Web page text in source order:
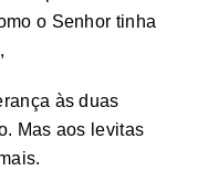
o Senhor tinha
às duas
Mas aos levitas